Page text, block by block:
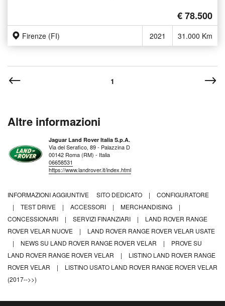
€ 78.500
Firenze (FI) 2021 31.000 Km
1
Altre informazioni
Jaguar Land Rover Italia S.p.A.
Via del Serafico, 89 - Palazzina D
00142 Roma (RM) - Italia
06658531
https://www.landrover.it/index.html
INFORMAZIONI AGGIUNTIVE SITO DEDICATO |
CONFIGURATORE
|
TEST DRIVE | ACCESSORI | MERCHANDISING
|
CONCESSIONARI
| SERVIZI FINANZIARI |
LAND ROVER RANGE
ROVER VELAR NUOVE
|
LAND ROVER RANGE ROVER VELAR USATE
|
NEWS SU LAND ROVER RANGE ROVER VELAR |
PROVE SU
LAND ROVER RANGE ROVER VELAR
|
LISTINO LAND ROVER RANGE
ROVER VELAR
|
LISTINO USATO LAND ROVER RANGE ROVER VELAR
(2017-->>)